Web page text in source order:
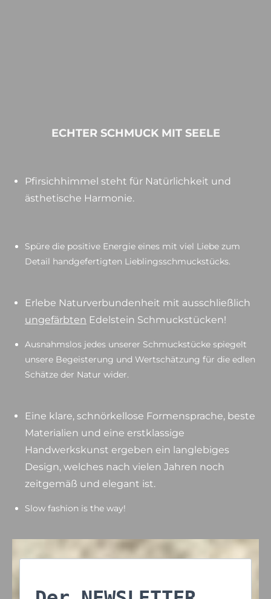
ECHTER SCHMUCK MIT SEELE
Pfirsichhimmel steht für Natürlichkeit und
ästhetische Harmonie.
Spüre die positive Energie eines mit viel Liebe zum
Detail handgefertigten Lieblingsschmuckstücks.
Erlebe Naturverbundenheit mit ausschließlich
ungefärbten Edelstein Schmuckstücken!
Ausnahmslos jedes unserer Schmuckstücke spiegelt
unsere Begeisterung und Wertschätzung für die edlen
Schätze der Natur wider.
Eine klare, schnörkellose Formensprache, beste
Materialien und eine erstklassige
Handwerkskunst ergeben ein langlebiges
Design, welches nach vielen Jahren noch
zeitgemäß und elegant ist.
Slow fashion is the way!